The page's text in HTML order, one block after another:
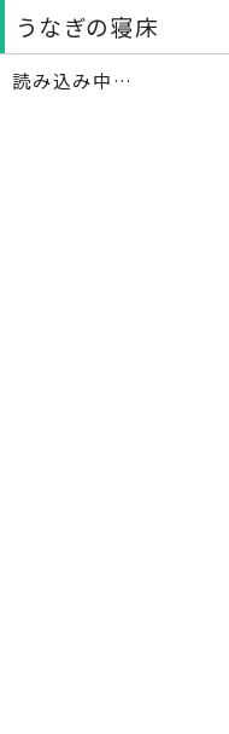
うなぎの寝床
読み込み中…